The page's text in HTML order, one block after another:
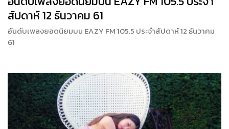
สัปดาห์ 12 ธันวาคม 61
อันดับเพลงยอดนิยมบน EAZY FM 105.5 ประจำสัปดาห์ 12 ธันวาคม
61